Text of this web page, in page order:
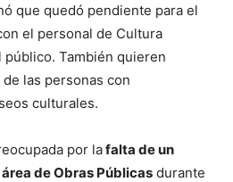
que quedó pendiente para el
el personal de Cultura
público. También quieren
las personas con
culturales.
por lafalta de un
de Obras Públicas durante